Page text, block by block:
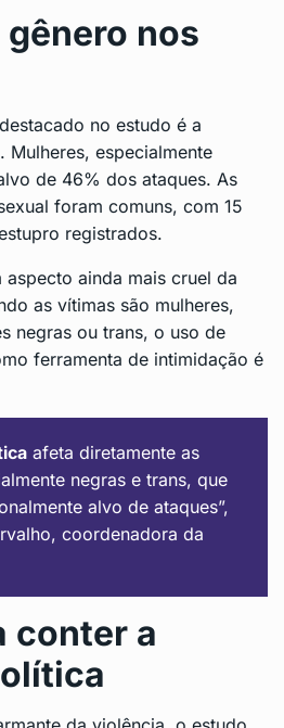
nos
no estudo é a
especialmente
de 46% dos ataques. As
foram comuns, com 15
registrados.
aspecto ainda mais cruel da
as vítimas são mulheres,
negras ou trans, o uso de
ferramenta de intimidação é
afeta diretamente as
negras e trans, que
alvo de ataques”,
coordenadora da
conter a